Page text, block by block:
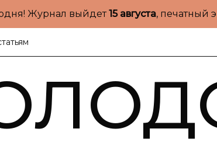
Журнал выйдет15 августа, печатный